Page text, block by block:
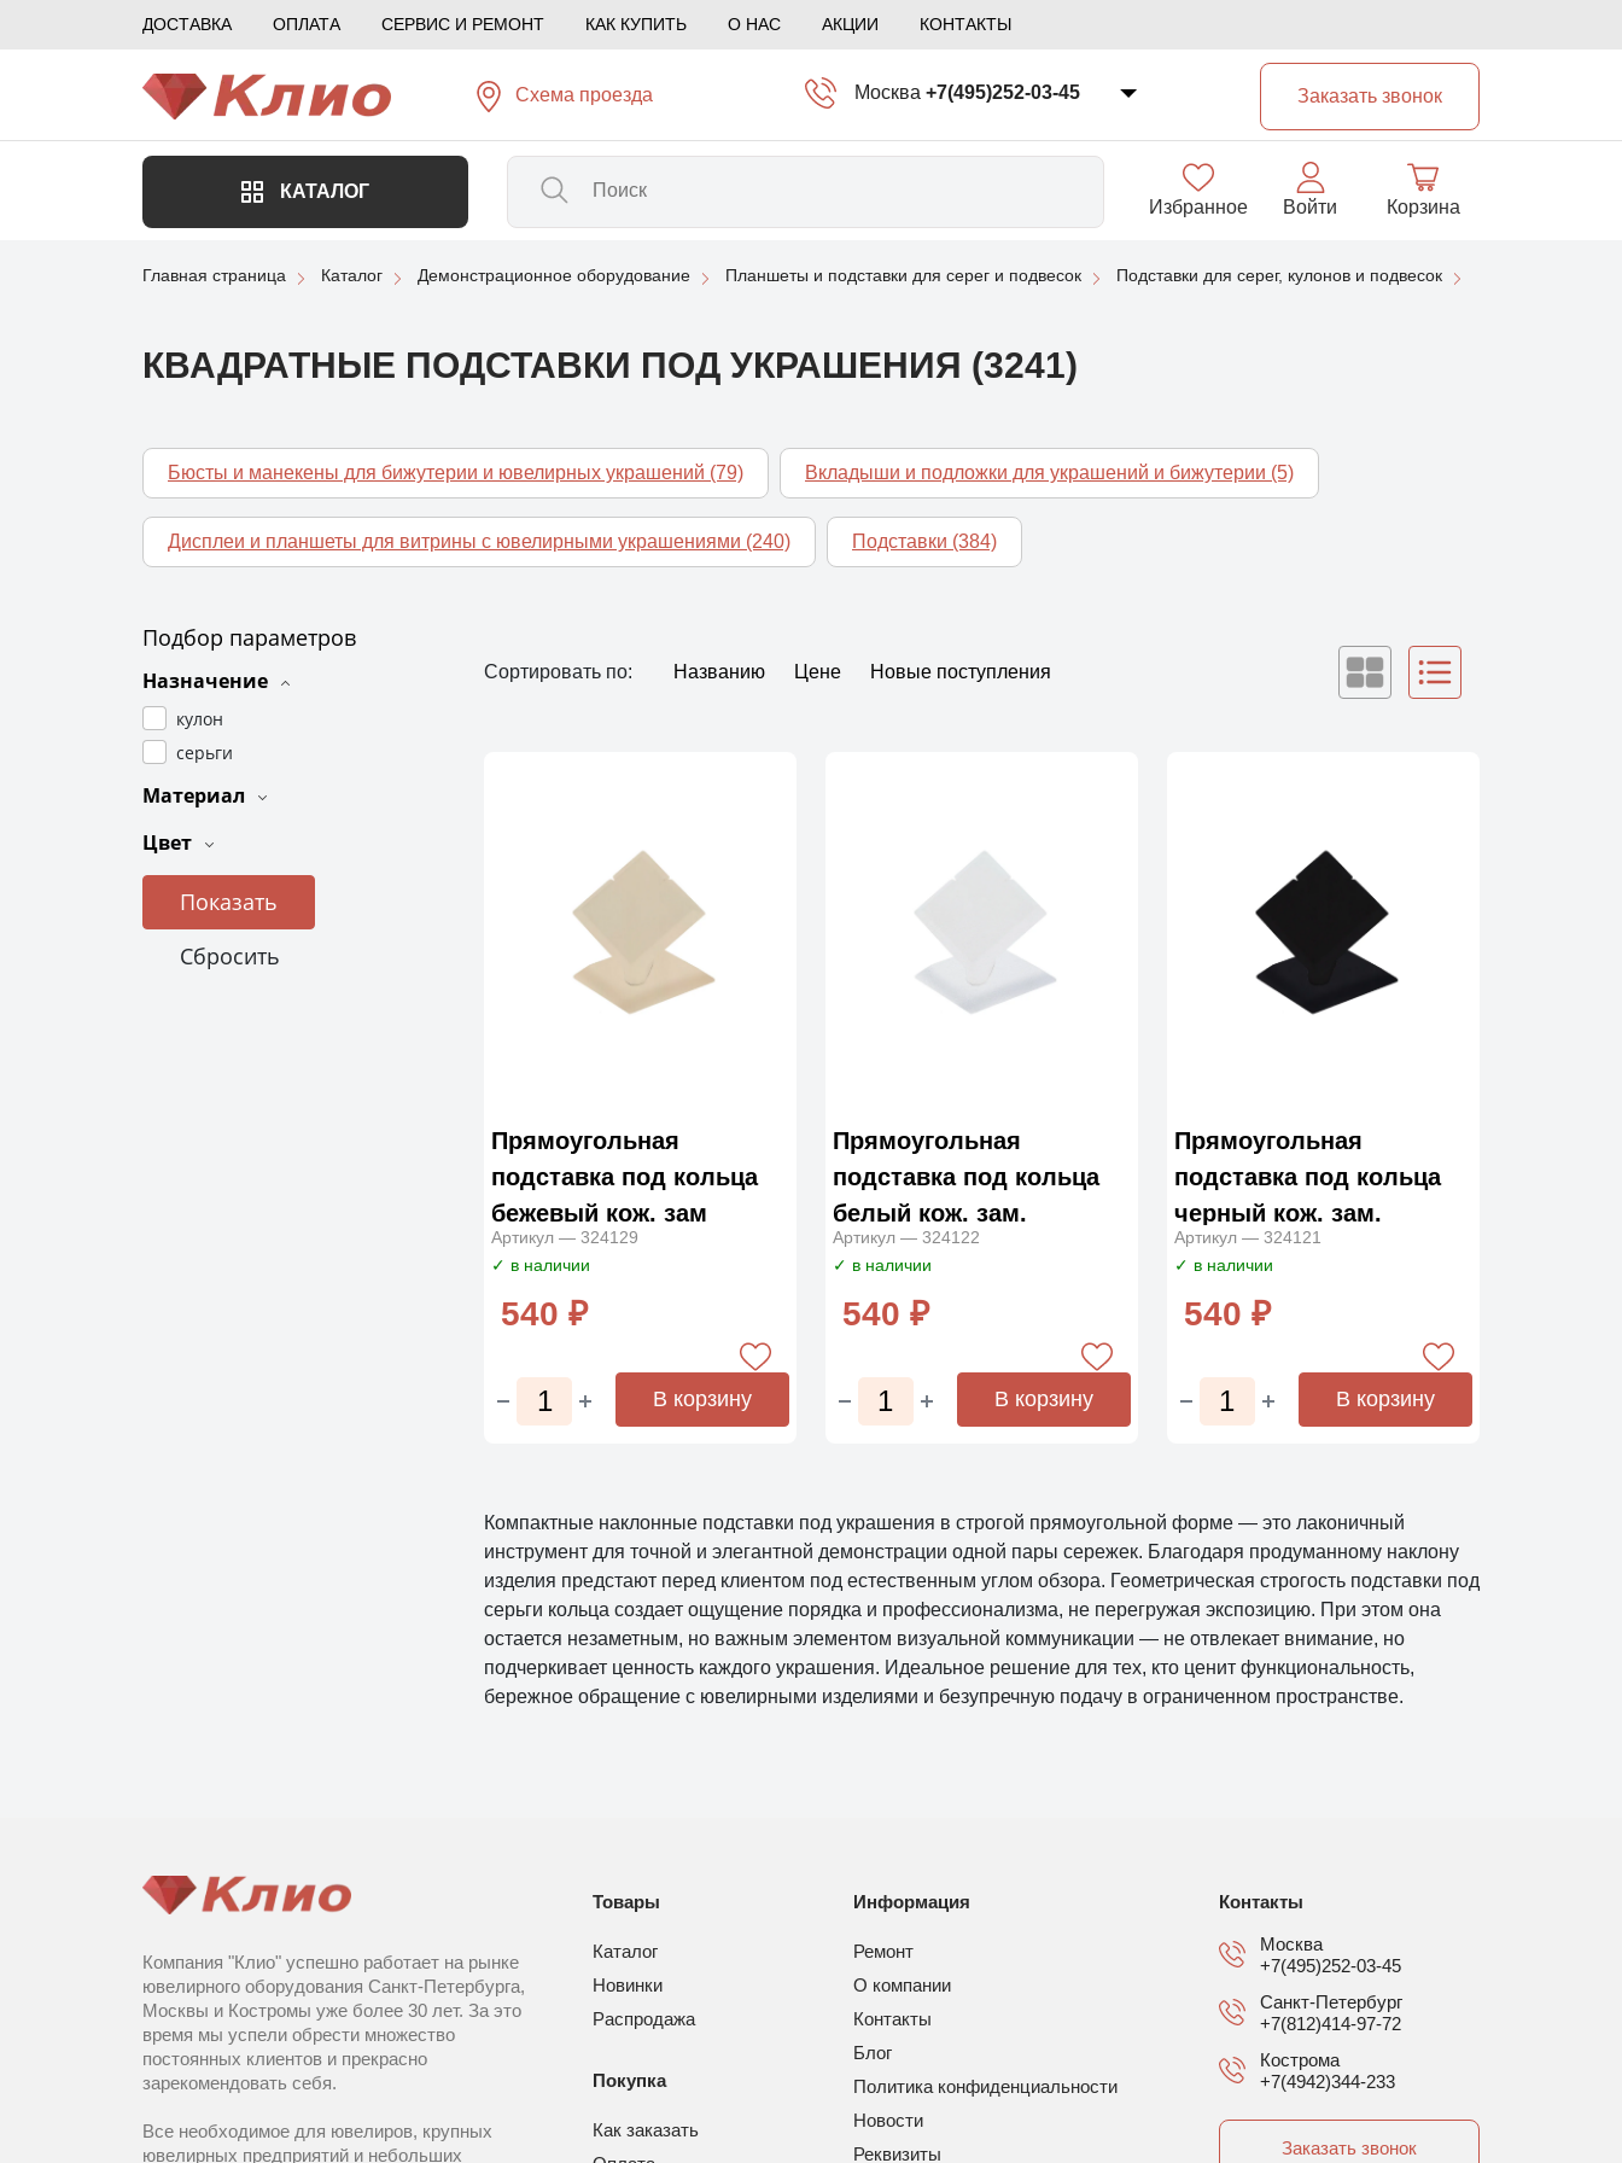
ДОСТАВКА ОПЛАТА СЕРВИС И РЕМОНТ КАК КУПИТЬ О НАС АКЦИИ КОНТАКТЫ
Схема проезда Москва +7(495)252-03-45
Заказать звонок
КАТАЛОГ
Избранное Войти Корзина
Главная страница Каталог Демонстрационное оборудование Планшеты и подставки для серег и подвесок Подставки для серег, кулонов и подвесок
КВАДРАТНЫЕ ПОДСТАВКИ ПОД УКРАШЕНИЯ (3241)
Бюсты и манекены для бижутерии и ювелирных украшений (79) Вкладыши и подложки для украшений и бижутерии (5)
Дисплеи и планшеты для витрины с ювелирными украшениями (240) Подставки (384)
Подбор параметров
Назначение
кулон
серьги
Материал
Цвет
Сортировать по: Названию Цене Новые поступления
Прямоугольная
подставка под кольца
бежевый кож. зам
Артикул — 324129
✓ в наличии
540 ₽
В корзину
Прямоугольная
подставка под кольца
белый кож. зам.
Артикул — 324122
✓ в наличии
540 ₽
В корзину
Прямоугольная
подставка под кольца
черный кож. зам.
Артикул — 324121
✓ в наличии
540 ₽
В корзину
Компактные наклонные подставки под украшения в строгой прямоугольной форме — это лаконичный
инструмент для точной и элегантной демонстрации одной пары сережек. Благодаря продуманному наклону
изделия предстают перед клиентом под естественным углом обзора. Геометрическая строгость подставки под
серьги кольца создает ощущение порядка и профессионализма, не перегружая экспозицию. При этом она
остается незаметным, но важным элементом визуальной коммуникации — не отвлекает внимание, но
подчеркивает ценность каждого украшения. Идеальное решение для тех, кто ценит функциональность,
бережное обращение с ювелирными изделиями и безупречную подачу в ограниченном пространстве.
Компания "Клио" успешно работает на рынке
ювелирного оборудования Санкт-Петербурга,
Москвы и Костромы уже более 30 лет. За это
время мы успели обрести множество
постоянных клиентов и прекрасно
зарекомендовать себя.
Все необходимое для ювелиров, крупных
ювелирных предприятий и небольших
Товары
Каталог
Новинки
Распродажа
Покупка
Как заказать
Информация
Ремонт
О компании
Контакты
Блог
Политика конфиденциальности
Новости
Реквизиты
Контакты
Москва
+7(495)252-03-45
Санкт-Петербург
+7(812)414-97-72
Кострома
+7(4942)344-233
Заказать звонок